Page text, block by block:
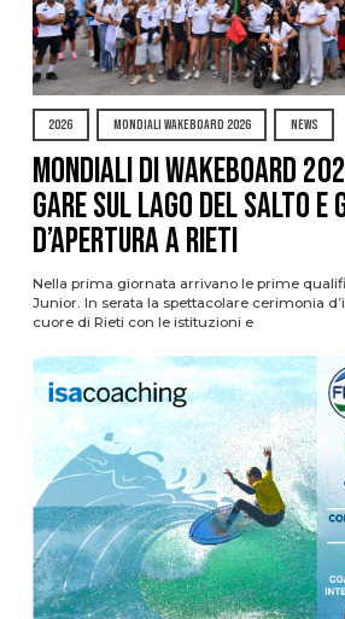
2026 MONDIALI WAKEBOARD 2026 NEWS
Mondiali di Wakeboard
gare sul Lago del Salto e
d’apertura a Rieti
Nella prima giornata arrivano le prime
Junior. In serata la spettacolare cerimonia
cuore di Rieti con le istituzioni e